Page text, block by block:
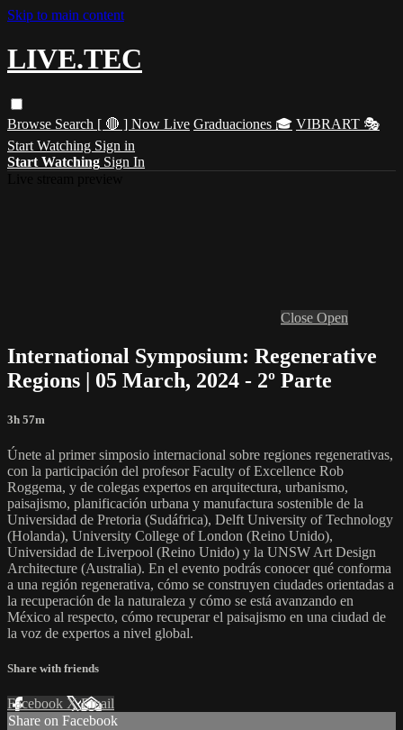
Skip to main content
LIVE.TEC
Browse Search [ 🔴 ] Now Live Graduaciones 🎓 VIBRART 🎭
Start Watching Sign in
Start Watching Sign In
Close Open
International Symposium: Regenerative
Regions | 05 March, 2024 - 2º Parte
3h 57m
Únete al primer simposio internacional sobre regiones regenerativas,
con la participación del profesor Faculty of Excellence Rob
Roggema, y de colegas expertos en arquitectura, urbanismo,
paisajismo, planificación urbana y manufactura sostenible de la
Universidad de Pretoria (Sudáfrica), Delft University of Technology
(Holanda), University College of London (Reino Unido),
Universidad de Liverpool (Reino Unido) y la UNSW Art Design
Architecture (Australia). En el evento podrás conocer qué conforma
a una región regenerativa, cómo se construyen ciudades orientadas a
la recuperación de la naturaleza y cómo se está avanzando en
México al respecto, cómo recuperar el paisajismo en una ciudad de
la voz de expertos a nivel global.
Share with friends
Facebook XEmail
Share on Facebook